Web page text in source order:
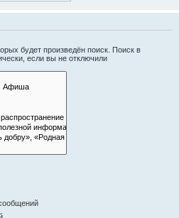
будет произведён поиск. Поиск в
если вы не отключили